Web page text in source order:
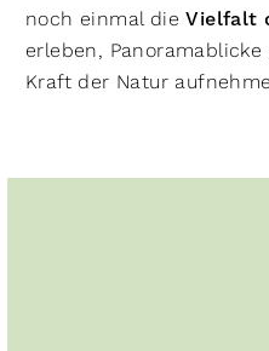
noch einmal dieVielfalt
erleben,
Kraft der Natur